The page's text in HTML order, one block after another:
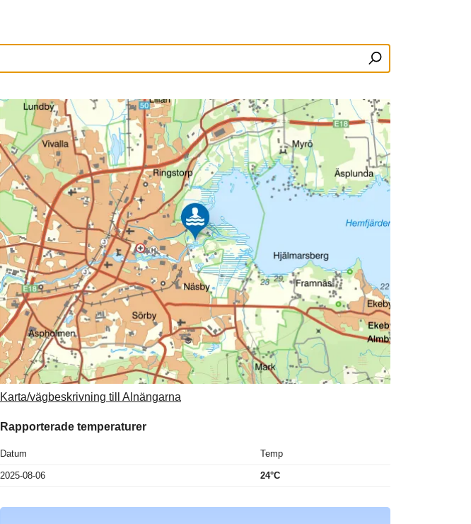
Karta/vägbeskrivning till Alnängarna
Rapporterade temperaturer
Datum Temp
2025-08-06 24°C